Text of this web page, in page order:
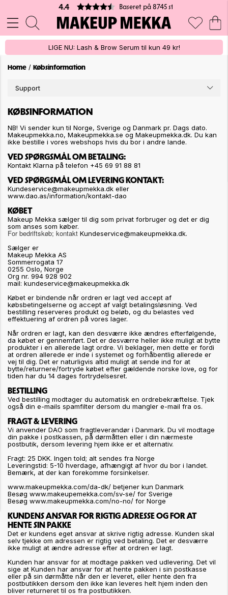
4.4 Baseret på 8745 stemmer
LIGE NU: Lash & Brow Serum til kun 49 kr!
Home / Købsinformation
Support
KØBSINFORMATION
NB! Vi sender kun til Norge, Sverige og Danmark pr. Dags dato.
Makeupmekka.no, Makeupmekka.se og Makeupmekka.dk. Du kan
ikke bestille i vores webshops hvis du bor i andre lande.
VED SPØRGSMÅL OM BETALING:
Kontakt Klarna på telefon +45 69 91 88 81
VED SPØRGSMÅL OM LEVERING KONTAKT:
Kundeservice@makeupmekka.dk eller
www.dao.as/information/kontakt-dao
KØBET
Makeup Mekka sælger til dig som privat forbruger og det er dig
som anses som køber.
For bedriftskøb; kontakt Kundeservice@makeupmekka.dk.
Sælger er
Makeup Mekka AS
Sommerrogata 17
0255 Oslo, Norge
Org nr. 994 928 902
mail: kundeservice@makeupmekka.dk
Købet er bindende når ordren er lagt ved accept af
købsbetingelserne og accept af valgt betalingsløsning. Ved
bestilling reserveres produkt og beløb, og du belastes ved
effektuering af ordren på vores lager.
Når ordren er lagt, kan den desværre ikke ændres efterfølgende,
da købet er gennemført. Det er desværre heller ikke muligt at bytte
produkter i en allerede lagt ordre. Vi beklager, men dette er fordi
at ordren allerede er inde i systemet og forhåbentlig allerede er
vej til dig. Det er naturligvis altid muligt at sende ind for at
bytte/returnere/fortryde købet efter gældende norske love, og for
tiden har du 14 dages fortrydelsesret.
BESTILLING
Ved bestilling modtager du automatisk en ordrebekræftelse. Tjek
også din e-mails spamfilter dersom du mangler e-mail fra os.
FRAGT & LEVERING
Vi anvender DAO som fragtleverandør i Danmark. Du vil modtage
din pakke i postkassen, på dørmåtten eller i din nærmeste
postbutik, dersom levering hjem ikke er et alternativ.
Fragt: 25 DKK. Ingen told; alt sendes fra Norge
Leveringstid: 5-10 hverdage, afhængigt af hvor du bor i landet.
Bemærk, at der kan forekomme forsinkelser.
www.makeupmekka.com/da-dk/ betjener kun Danmark
Besøg www.makeupemekka.com/sv-se/ for Sverige
Besøg www.makeupmekka.com/no-no/ for Norge
KUNDENS ANSVAR FOR RIGTIG ADRESSE OG FOR AT
HENTE SIN PAKKE
Det er kundens eget ansvar at skrive rigtig adresse. Kunden skal
selv tjekke om adressen er rigtig ved betaling. Det er desværre
ikke muligt at ændre adresse efter at ordren er lagt.
Kunden har ansvar for at modtage pakken ved udlevering. Det vil
sige at Kunden har ansvar for at hente pakken i sin postkasse
eller på sin dørmåtte når den er leveret, eller hente den fra
postbutikken dersom den ikke kan leveres helt hjem inden den
bliver returneret til os fra postbutikken.